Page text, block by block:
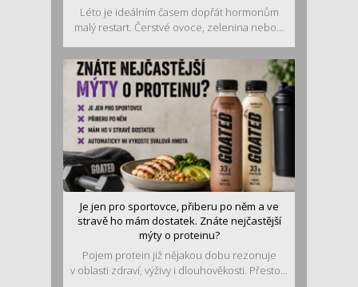
Léto je ideálním časem dopřát hormonům
malý restart. Čerstvé ovoce, zelenina nebo...
Je jen pro sportovce, přiberu po něm a ve
stravě ho mám dostatek. Znáte nejčastější
mýty o proteinu?
Pojem protein již nějakou dobu rezonuje
v oblasti zdraví, výživy i dlouhověkosti. Přesto...